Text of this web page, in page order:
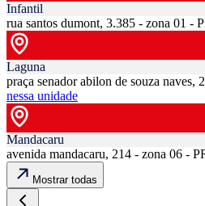
Infantil
rua santos dumont, 3.385 - zona 01 -
Laguna
praça senador abilon de souza naves,
nessa unidade
Mandacaru
avenida mandacaru, 214 - zona 06 -
Mostrar todas